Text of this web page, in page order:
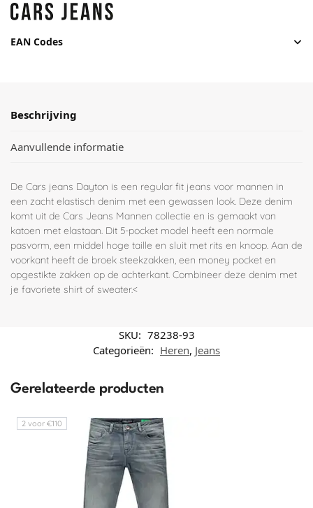
EAN Codes
Beschrijving
Aanvullende informatie
De Cars jeans Dayton is een regular fit jeans voor mannen in
een zacht elastisch denim met een gewassen look. Deze denim
komt uit de Cars Jeans Mannen collectie en is gemaakt van
katoen met elastaan. Dit 5-pocket model heeft een normale
pasvorm, een middel hoge taille en sluit met rits en knoop. Aan de
voorkant heeft de broek steekzakken, een money pocket en
opgestikte zakken op de achterkant. Combineer deze denim met
je favoriete shirt of sweater.<
SKU: 78238-93
Categorieën: Heren, Jeans
Gerelateerde producten
2 voor €110